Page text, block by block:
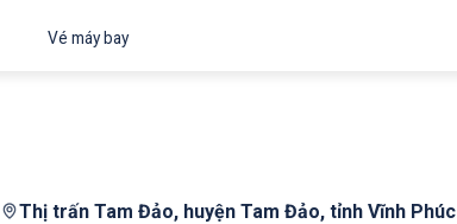
Vé máy bay
Thị trấn Tam Đảo, huyện Tam Đảo, tỉnh Vĩnh Phúc